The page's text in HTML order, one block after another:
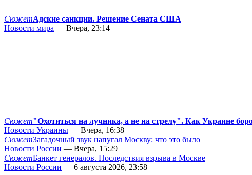
СюжетАдские санкции. Решение Сената США
Новости мира — Вчера, 23:14
Сюжет"Охотиться на лучника, а не на стрелу". Как Украине
Новости Украины — Вчера, 16:38
СюжетЗагадочный звук напугал Москву: что это было
Новости России — Вчера, 15:29
СюжетБанкет генералов. Последствия взрыва в Москве
Новости России — 6 августа 2026, 23:58